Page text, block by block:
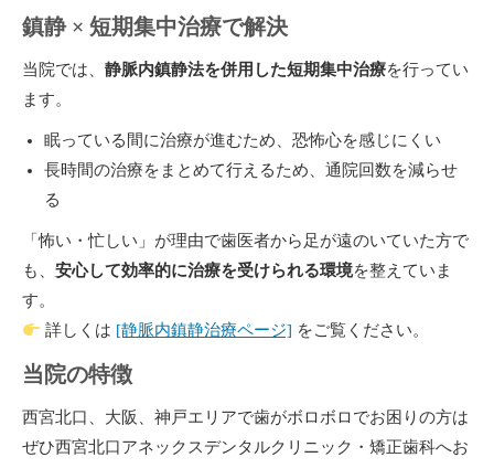
鎮静 × 短期集中治療で解決
当院では、 静脈内鎮静法を併用した短期集中治療を行ってい
ます。
眠っている間に治療が進むため、恐怖心を感じにくい
長時間の治療をまとめて行えるため、通院回数を減らせ
る
「怖い・忙しい」が理由で歯医者から足が遠のいていた方で
も、 安心して効率的に治療を受けられる環境を整えていま
す。
詳しくは [静脈内鎮静治療ページ] をご覧ください。
当院の特徴
西宮北口、大阪、神戸エリアで歯がボロボロでお困りの方は
ぜひ西宮北口アネックスデンタルクリニック・矯正歯科へお